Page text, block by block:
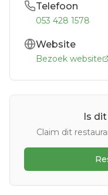
Telefoon
053 428 1578
Website
Bezoek website
Is
Claim dit